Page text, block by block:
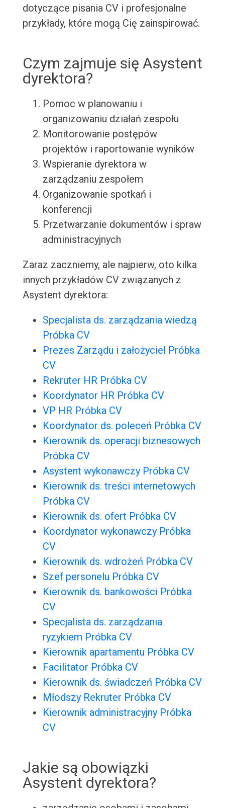
dotyczące pisania CV i profesjonalne
przykłady, które mogą Cię zainspirować.
Czym zajmuje się Asystent
dyrektora?
Pomoc w planowaniu i
organizowaniu działań zespołu
Monitorowanie postępów
projektów i raportowanie wyników
Wspieranie dyrektora w
zarządzaniu zespołem
Organizowanie spotkań i
konferencji
Przetwarzanie dokumentów i spraw
administracyjnych
Zaraz zaczniemy, ale najpierw, oto kilka
innych przykładów CV związanych z
Asystent dyrektora:
Specjalista ds. zarządzania wiedzą
Próbka CV
Prezes Zarządu i założyciel Próbka
CV
Rekruter HR Próbka CV
Koordynator HR Próbka CV
VP HR Próbka CV
Koordynator ds. poleceń Próbka CV
Kierownik ds. operacji biznesowych
Próbka CV
Asystent wykonawczy Próbka CV
Kierownik ds. treści internetowych
Próbka CV
Kierownik ds. ofert Próbka CV
Koordynator wykonawczy Próbka
CV
Kierownik ds. wdrożeń Próbka CV
Szef personelu Próbka CV
Kierownik ds. bankowości Próbka
CV
Specjalista ds. zarządzania
ryzykiem Próbka CV
Kierownik apartamentu Próbka CV
Facilitator Próbka CV
Kierownik ds. świadczeń Próbka CV
Młodszy Rekruter Próbka CV
Kierownik administracyjny Próbka
CV
Jakie są obowiązki
Asystent dyrektora?